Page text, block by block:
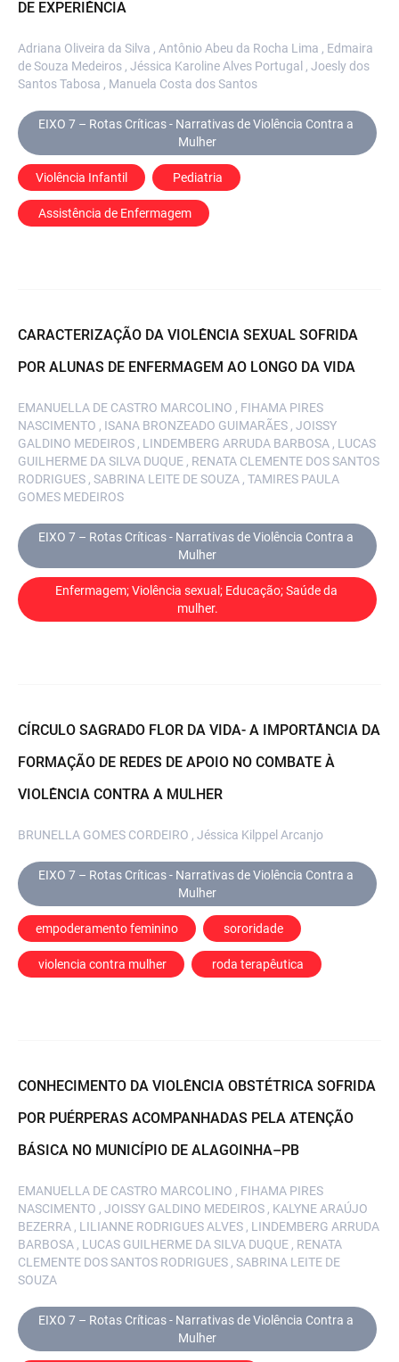
DE EXPERIÊNCIA
Adriana Oliveira da Silva , Antônio Abeu da Rocha Lima , Edmaira
de Souza Medeiros , Jéssica Karoline Alves Portugal , Joesly dos
Santos Tabosa , Manuela Costa dos Santos
EIXO 7 – Rotas Críticas - Narrativas de Violência Contra a
Mulher
Violência Infantil Pediatria
Assistência de Enfermagem
CARACTERIZAÇÃO DA VIOLÊNCIA SEXUAL SOFRIDA
POR ALUNAS DE ENFERMAGEM AO LONGO DA VIDA
EMANUELLA DE CASTRO MARCOLINO , FIHAMA PIRES
NASCIMENTO , ISANA BRONZEADO GUIMARÃES , JOISSY
GALDINO MEDEIROS , LINDEMBERG ARRUDA BARBOSA , LUCAS
GUILHERME DA SILVA DUQUE , RENATA CLEMENTE DOS SANTOS
RODRIGUES , SABRINA LEITE DE SOUZA , TAMIRES PAULA
GOMES MEDEIROS
EIXO 7 – Rotas Críticas - Narrativas de Violência Contra a
Mulher
Enfermagem; Violência sexual; Educação; Saúde da
mulher.
CÍRCULO SAGRADO FLOR DA VIDA- A IMPORTÂNCIA DA
FORMAÇÃO DE REDES DE APOIO NO COMBATE À
VIOLÊNCIA CONTRA A MULHER
BRUNELLA GOMES CORDEIRO , Jéssica Kilppel Arcanjo
EIXO 7 – Rotas Críticas - Narrativas de Violência Contra a
Mulher
empoderamento feminino sororidade
violencia contra mulher roda terapêutica
CONHECIMENTO DA VIOLÊNCIA OBSTÉTRICA SOFRIDA
POR PUÉRPERAS ACOMPANHADAS PELA ATENÇÃO
BÁSICA NO MUNICÍPIO DE ALAGOINHA–PB
EMANUELLA DE CASTRO MARCOLINO , FIHAMA PIRES
NASCIMENTO , JOISSY GALDINO MEDEIROS , KALYNE ARAÚJO
BEZERRA , LILIANNE RODRIGUES ALVES , LINDEMBERG ARRUDA
BARBOSA , LUCAS GUILHERME DA SILVA DUQUE , RENATA
CLEMENTE DOS SANTOS RODRIGUES , SABRINA LEITE DE
SOUZA
EIXO 7 – Rotas Críticas - Narrativas de Violência Contra a
Mulher